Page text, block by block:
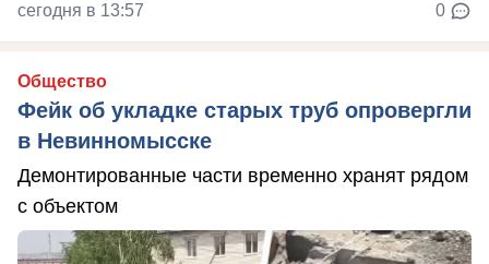
сегодня в 13:57 0
Общество
Фейк об укладке старых труб опровергли
в Невинномысске
Демонтированные части временно хранят рядом
с объектом